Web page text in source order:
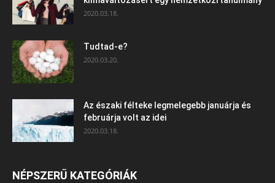
2020.03.18.
Tudtad-e?
2020.03.20.
Az északi félteke legmelegebb januárja és
februárja volt az idei
2020.03.18.
NÉPSZERŰ KATEGÓRIÁK